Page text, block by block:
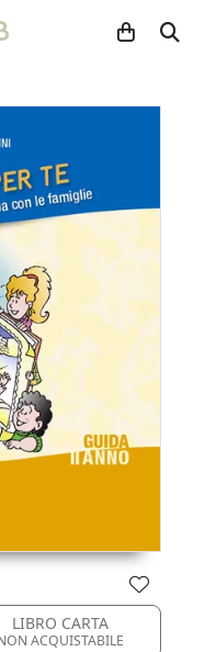
LIBRO CARTA
NON ACQUISTABILE